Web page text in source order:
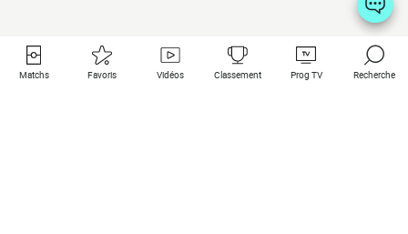
Matchs Favoris Vidéos Classement Prog TV Recherche